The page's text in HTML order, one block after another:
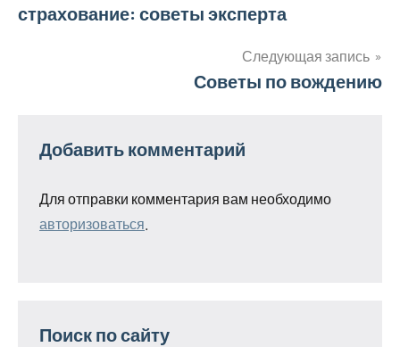
по
страхование: советы эксперта
Следующая запись
Советы по вождению
Добавить комментарий
Для отправки комментария вам необходимо
авторизоваться
Поиск по сайту